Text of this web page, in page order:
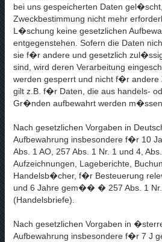
bei uns gespeicherten Daten
Zweckbestimmung nicht mehr
L�schung keine gesetzlichen
entgegenstehen. Sofern die Daten
sie f�r andere und gesetzlich
sind, wird deren Verarbeitung
werden gesperrt und nicht f�r andere
gilt z.B. f�r Daten, die aus handels-
Gr�nden aufbewahrt werden m�ssen.
Nach gesetzlichen Vorgaben in
Aufbewahrung insbesondere f�r
Abs. 1 AO, 257 Abs. 1 Nr. 1 und 4,
Aufzeichnungen, Lageberichte,
Handelsb�cher, f�r Besteuerung
und 6 Jahre gem�� � 257 Abs. 1 Nr.
(Handelsbriefe).
Nach gesetzlichen Vorgaben in
Aufbewahrung insbesondere f�r 7 J